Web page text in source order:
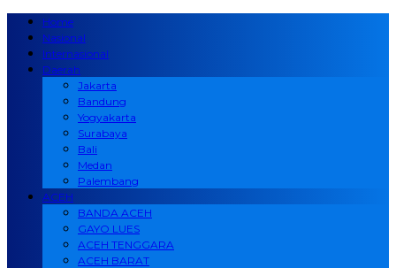
Home
Nasional
Internasional
Daerah
Jakarta
Bandung
Yogyakarta
Surabaya
Bali
Medan
Palembang
ACEH
BANDA ACEH
GAYO LUES
ACEH TENGGARA
ACEH BARAT